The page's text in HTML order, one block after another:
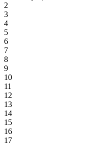
2
3
4
5
6
7
8
9
10
11
12
13
14
15
16
17